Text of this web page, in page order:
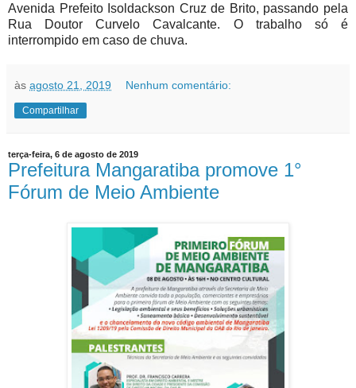
Avenida Prefeito Isoldackson Cruz de Brito, passando pela
Rua Doutor Curvelo Cavalcante. O trabalho só é
interrompido em caso de chuva.
às agosto 21, 2019 Nenhum comentário:
Compartilhar
terça-feira, 6 de agosto de 2019
Prefeitura Mangaratiba promove 1°
Fórum de Meio Ambiente